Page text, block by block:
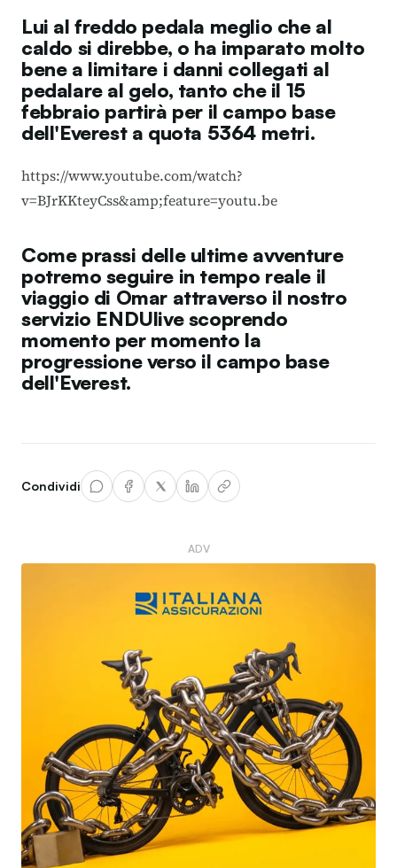
Lui al freddo pedala meglio che al
caldo si direbbe, o ha imparato molto
bene a limitare i danni collegati al
pedalare al gelo, tanto che il 15
febbraio partirà per il campo base
dell'Everest a quota 5364 metri.
https://www.youtube.com/watch?
v=BJrKKteyCss&amp;feature=youtu.be
Come prassi delle ultime avventure
potremo seguire in tempo reale il
viaggio di Omar attraverso il nostro
servizio ENDUlivescoprendo
momento per momento la
progressione verso il campo base
dell'Everest.
Condividi
ADV